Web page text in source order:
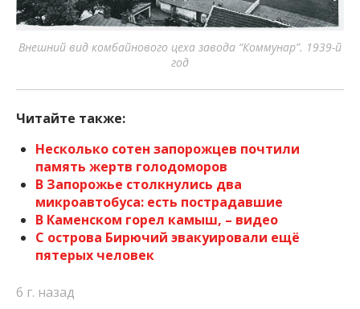
Внешний вид комбайнового цеха завода “Коммунар”. 1939-й
год
Читайте также:
Несколько сотен запорожцев почтили
память жертв голодоморов
В Запорожье столкнулись два
микроавтобуса: есть пострадавшие
В Каменском горел камыш, – видео
C острова Бирючий эвакуировали ещё
пятерых человек
6 г. назад